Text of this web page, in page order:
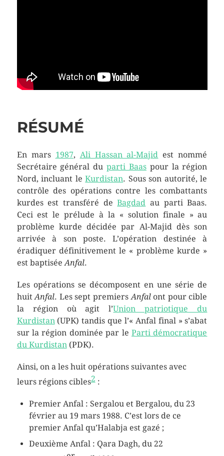
RÉSUMÉ
En mars 1987, Ali Hassan al-Majid est nommé
Secrétaire général duparti Baaspour la région
Nord, incluant leKurdistan. Sous son autorité, le
contrôle des opérations contre les combattants
kurdes est transféré deBagdad au parti Baas.
Ceci est le prélude à la « solution finale » au
problème kurde décidée par Al-Majid dès son
arrivée à son poste. L’opération destinée à
éradiquer définitivement le « problème kurde »
est baptiséeAnfal.
Les opérations se décomposent en une série de
huitAnfal. Les sept premiersAnfalont pour cible
la région où agit l’Union patriotique du
Kurdistan(UPK) tandis que l’« Anfal final » s’abat
sur la région dominée par le Parti démocratique
du Kurdistan(PDK).
Ainsi, on a les huit opérations suivantes avec
leurs régions cibles2:
Premier Anfal : Sergalou et Bergalou, du 23
févrierau 19 mars 1988. C’est lors de ce
premier Anfal qu’Halabja est gazé ;
Deuxième Anfal : Qara Dagh, du 22